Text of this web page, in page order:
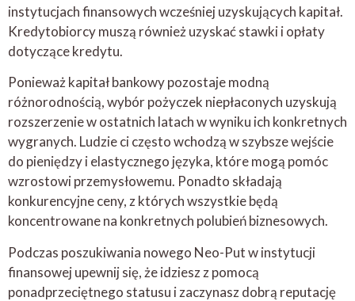
instytucjach finansowych wcześniej uzyskujących kapitał.
Kredytobiorcy muszą również uzyskać stawki i opłaty
dotyczące kredytu.
Ponieważ kapitał bankowy pozostaje modną
różnorodnością, wybór pożyczek niepłaconych uzyskują
rozszerzenie w ostatnich latach w wyniku ich konkretnych
wygranych. Ludzie ci często wchodzą w szybsze wejście
do pieniędzy i elastycznego języka, które mogą pomóc
wzrostowi przemysłowemu. Ponadto składają
konkurencyjne ceny, z których wszystkie będą
koncentrowane na konkretnych polubień biznesowych.
Podczas poszukiwania nowego Neo-Put w instytucji
finansowej upewnij się, że idziesz z pomocą
ponadprzeciętnego statusu i zaczynasz dobrą reputację